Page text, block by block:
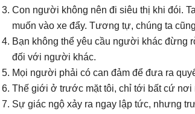
Con người không nên đi siêu thị khi đói.
muốn vào xe đẩy. Tương tự, chúng ta
Bạn không thể yêu cầu người khác đừng
đối với người khác.
Mọi người phải có can đảm để đưa ra
Thế giới ở trước mặt tôi, chỉ tới bất cứ nơi
Sự giác ngộ xảy ra ngay lập tức, nhưng